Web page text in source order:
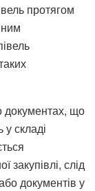
протягом
документах, що
складі
слід
документів у